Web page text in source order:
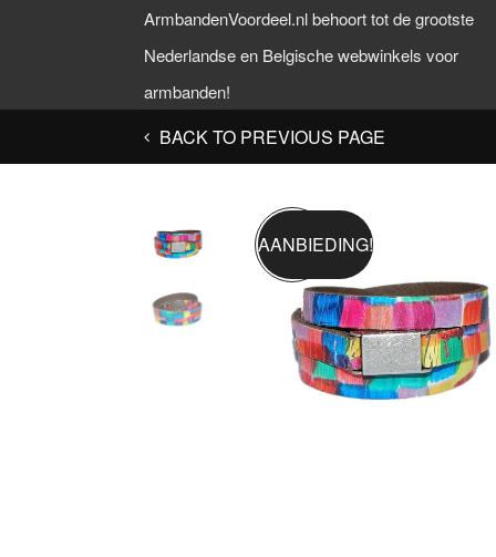
ArmbandenVoordeel.nl behoort tot de grootste
Nederlandse en Belgische webwinkels voor
armbanden!
BACK TO PREVIOUS PAGE
AANBIEDING!